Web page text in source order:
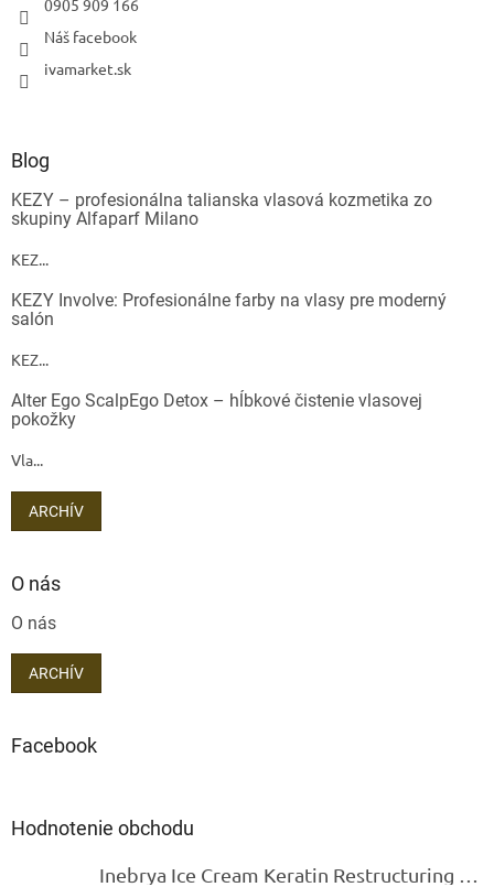
0905 909 166
Náš facebook
ivamarket.sk
Blog
KEZY – profesionálna talianska vlasová kozmetika zo
skupiny Alfaparf Milano
KEZ...
KEZY Involve: Profesionálne farby na vlasy pre moderný
salón
KEZ...
Alter Ego ScalpEgo Detox – hĺbkové čistenie vlasovej
pokožky
Vla...
ARCHÍV
O nás
O nás
ARCHÍV
Facebook
Hodnotenie obchodu